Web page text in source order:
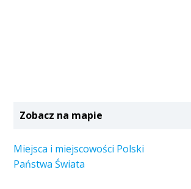
Zobacz na mapie
Miejsca i miejscowości Polski
Państwa Świata